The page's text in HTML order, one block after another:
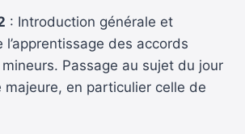
: Introduction générale et
l’apprentissage des accords
Passage au sujet du jour
majeure, en particulier celle de